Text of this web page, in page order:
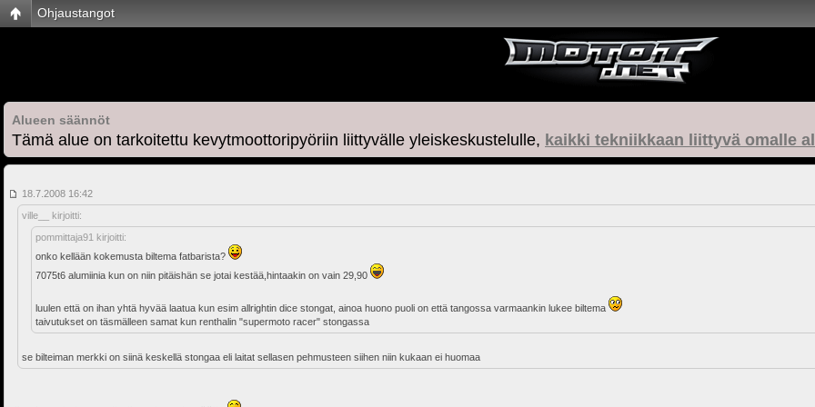
Ohjaustangot
Alueen säännöt
Tämä alue on tarkoitettu kevytmoottoripyöriin liittyvälle yleiskeskustelulle, kaikki tekniikkaan liittyvä omalle
18.7.2008 16:42
ville__ kirjoitti:
pommittaja91 kirjoitti:
onko kellään kokemusta biltema fatbarista?
7075t6 alumiinia kun on niin pitäishän se jotai kestää,hintaakin on vain 29,90
luulen että on ihan yhtä hyvää laatua kun esim allrightin dice stongat, ainoa huono puoli on että tangossa varmaankin lukee biltema
taivutukset on täsmälleen samat kun renthalin "supermoto racer" stongassa
se bilteiman merkki on siinä keskellä stongaa eli laitat sellasen pehmusteen siihen niin kukaan ei huomaa